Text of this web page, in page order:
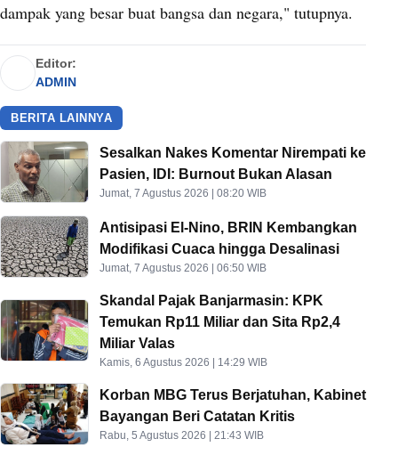
dampak yang besar buat bangsa dan negara," tutupnya.
Editor:
ADMIN
BERITA LAINNYA
Sesalkan Nakes Komentar Nirempati ke
Pasien, IDI: Burnout Bukan Alasan
Jumat, 7 Agustus 2026 | 08:20 WIB
Antisipasi El-Nino, BRIN Kembangkan
Modifikasi Cuaca hingga Desalinasi
Jumat, 7 Agustus 2026 | 06:50 WIB
Skandal Pajak Banjarmasin: KPK
Temukan Rp11 Miliar dan Sita Rp2,4
Miliar Valas
Kamis, 6 Agustus 2026 | 14:29 WIB
Korban MBG Terus Berjatuhan, Kabinet
Bayangan Beri Catatan Kritis
Rabu, 5 Agustus 2026 | 21:43 WIB